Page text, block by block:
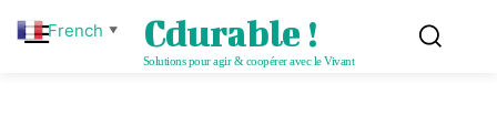
Cdurable !
Solutions pour agir & coopérer avec le Vivant
French ▼